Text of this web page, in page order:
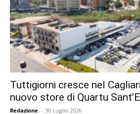
Tuttigiorni cresce nel
nuovo store di Quartu
Redazione - 30 Luglio 2026